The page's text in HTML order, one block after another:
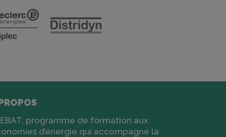
programme de formation aux
d’énergie qui accompagne la